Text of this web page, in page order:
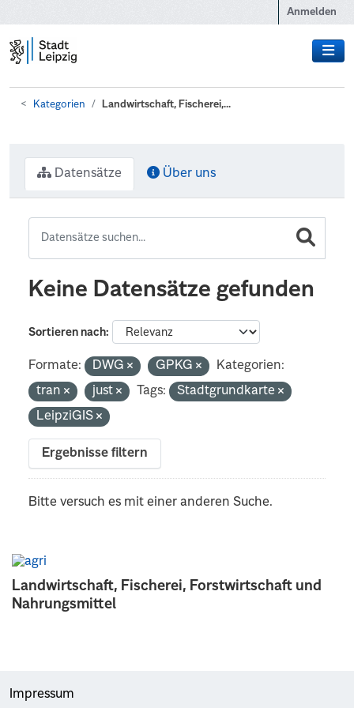
Anmelden
Kategorien Landwirtschaft, Fischerei,...
Landwirtschaft, Fischerei, Forstwirtschaft und
Nahrungsmittel
Datensätze Über uns
Keine Datensätze gefunden
Sortieren nach
Formate: DWG GPKG
Kategorien:
tran
just Tags:
Stadtgrundkarte
LeipziGIS
Ergebnisse filtern
Bitte versuch es mit einer anderen Suche.
Impressum